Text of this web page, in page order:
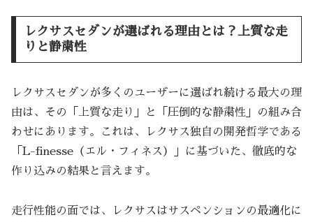
レクサスセダンが選ばれる理由とは？上質な走
りと静粛性
レクサスセダンが多くのユーザーに選ばれ続ける最大の理
由は、その「上質な走り」と「圧倒的な静粛性」の組み合
わせにあります。これは、レクサス独自の開発哲学である
「L-finesse（エル・フィネス）」に基づいた、徹底的な
作り込みの結果と言えます。
走行性能の面では、レクサスはサスペンションの最適化に